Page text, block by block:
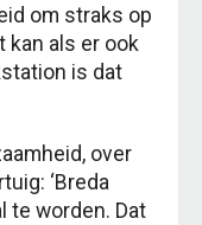
om straks op
kan als er ook
is dat
over
‘Breda
te worden. Dat